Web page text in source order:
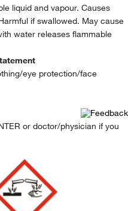
liquid and vapour. Causes
if swallowed. May cause
water releases flammable
eye protection/face
or doctor/physician if you